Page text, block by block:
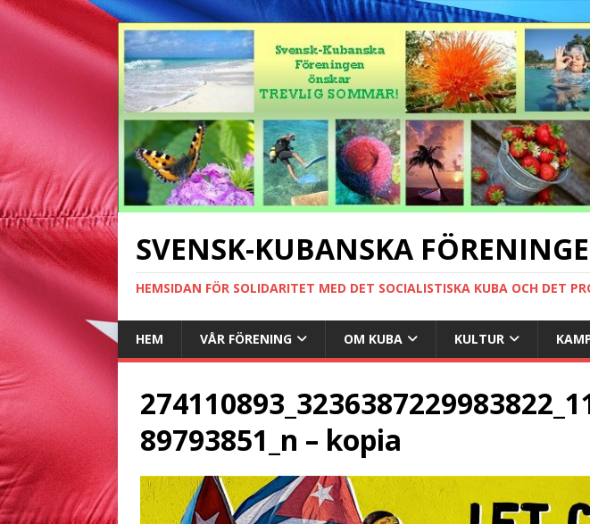
SVENSK-KUBANSKA
HEMSIDAN FÖR SOLIDARITET MED DET SOCIALISTISKA KUBA OCH DET
HEM VÅR FÖRENING OM KUBA KULTUR
89793851_n – kopia